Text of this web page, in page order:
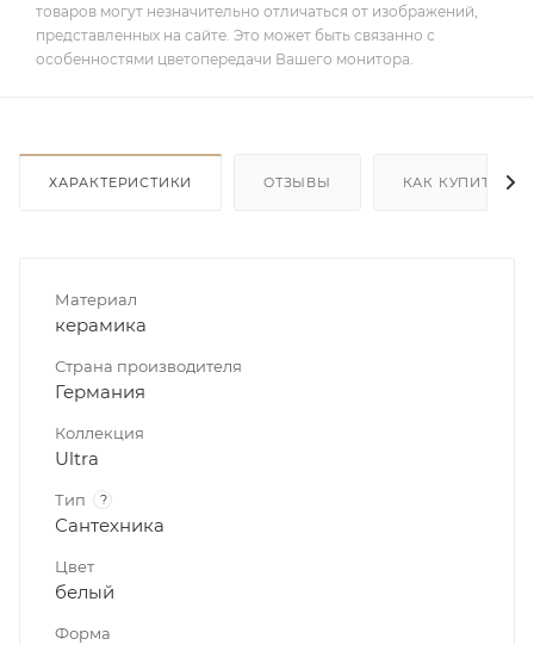
товаров могут незначительно отличаться от изображений,
представленных на сайте. Это может быть связанно с
особенностями цветопередачи Вашего монитора.
ХАРАКТЕРИСТИКИ ОТЗЫВЫ КАК КУПИТЬ
Материал
керамика
Страна производителя
Германия
Коллекция
Ultra
Тип ?
Сантехника
Цвет
белый
Форма